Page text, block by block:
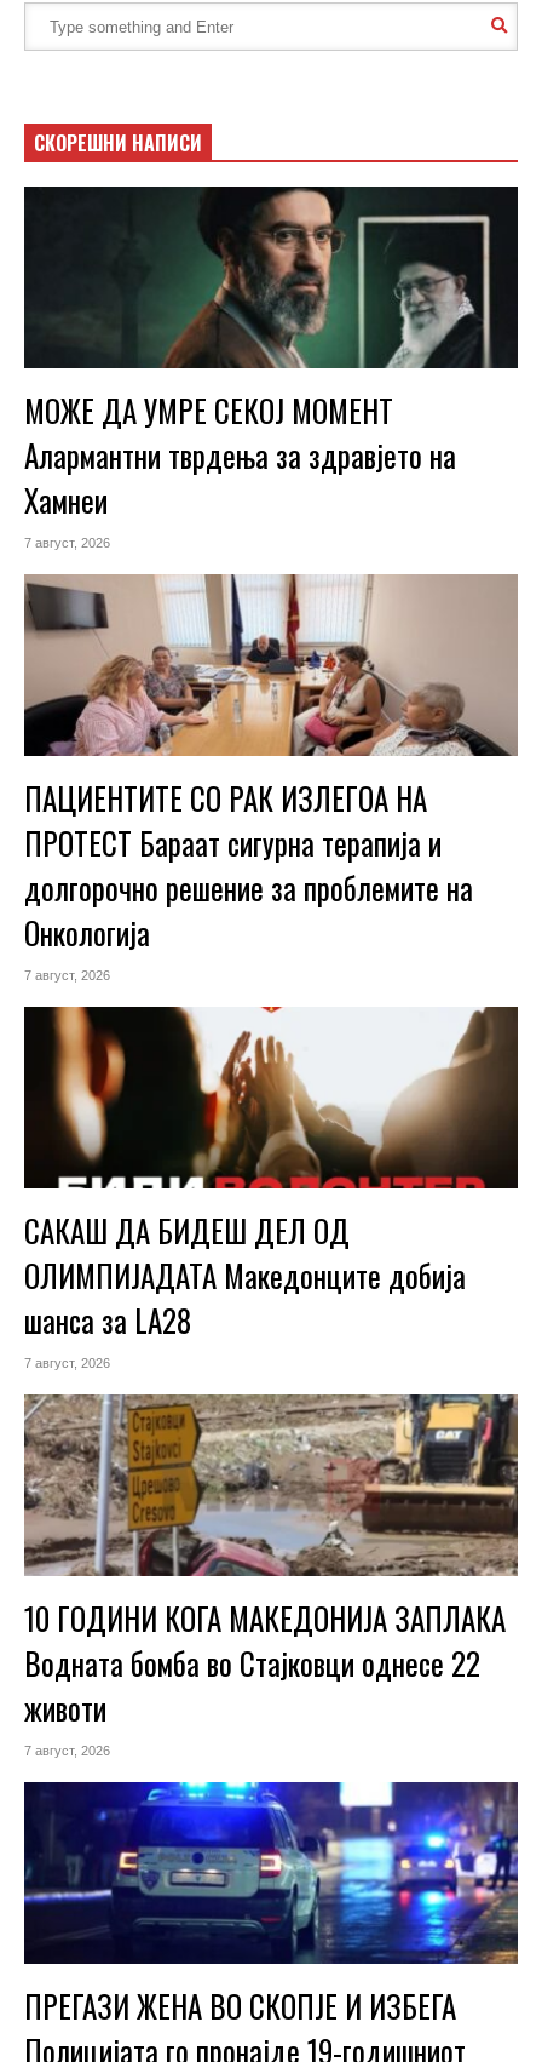
СКОРЕШНИ НАПИСИ
МОЖЕ ДА УМРЕ СЕКОЈ МОМЕНТ
Алармантни тврдења за здравјето на
Хамнеи
7 август, 2026
ПАЦИЕНТИТЕ СО РАК ИЗЛЕГОА НА
ПРОТЕСТ Бараат сигурна терапија и
долгорочно решение за проблемите на
Онкологија
7 август, 2026
САКАШ ДА БИДЕШ ДЕЛ ОД
ОЛИМПИЈАДАТА Македонците добија
шанса за LA28
7 август, 2026
10 ГОДИНИ КОГА МАКЕДОНИЈА ЗАПЛАКА
Водната бомба во Стајковци однесе 22
животи
7 август, 2026
ПРЕГАЗИ ЖЕНА ВО СКОПЈЕ И ИЗБЕГА
Полицијата го пронајде 19-годишниот